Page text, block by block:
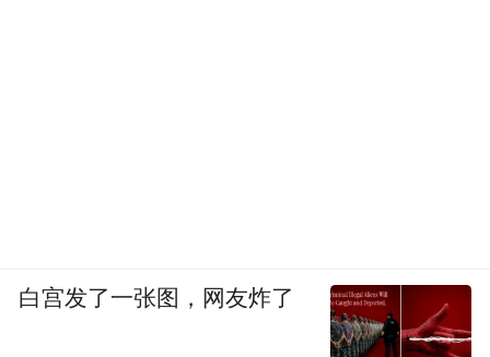
白宫发了一张图，网友炸了